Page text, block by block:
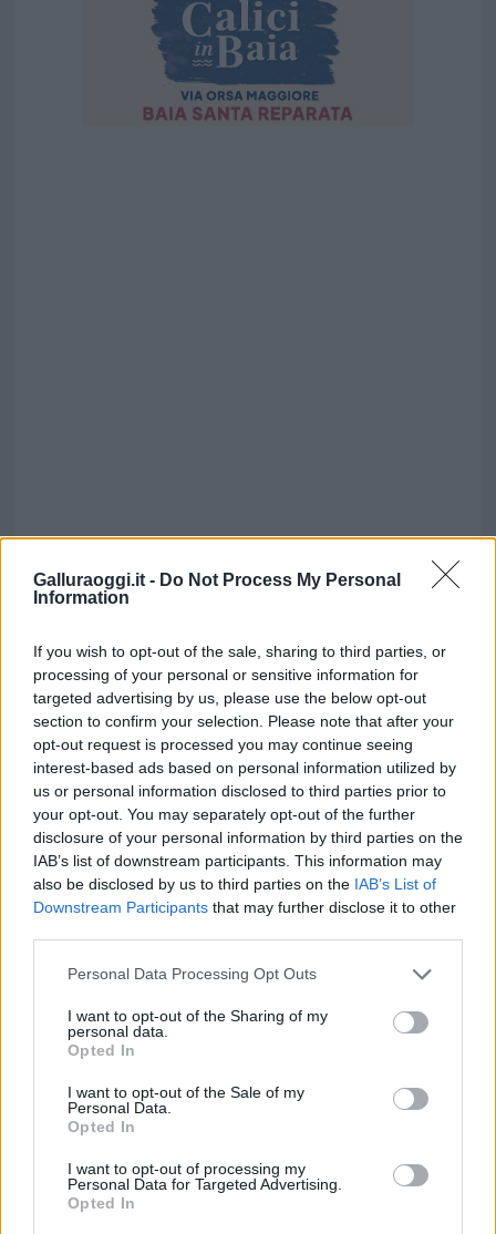
Galluraoggi.it - Do Not Process My Personal
Information
If you wish to opt-out of the sale, sharing to third parties, or
processing of your personal or sensitive information for
targeted advertising by us, please use the below opt-out
section to confirm your selection. Please note that after your
opt-out request is processed you may continue seeing
interest-based ads based on personal information utilized by
us or personal information disclosed to third parties prior to
your opt-out. You may separately opt-out of the further
disclosure of your personal information by third parties on the
IAB’s list of downstream participants. This information may
also be disclosed by us to third parties on the IAB’s List of
Downstream Participants that may further disclose it to other
Please note that this website/app uses one or more Google
not limited to your visit or usage behaviour. You may click to
grant or deny consent to Google and its third-party tags to
use your data for below specified purposes in below Google
consent section.
Personal Data Processing Opt Outs
I want to opt-out of the Sharing of my
personal data.
Opted In
I want to opt-out of the Sale of my
Personal Data.
Opted In
I want to opt-out of processing my
Personal Data for Targeted Advertising.
Opted In